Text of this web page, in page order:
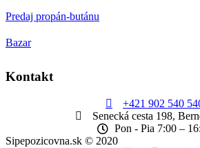
Predaj propán-butánu
Bazar
Kontakt
+421 902 540
Senecká cesta 198,
Pon - Pia 7:00 –
Sipepozicovna.sk © 2020